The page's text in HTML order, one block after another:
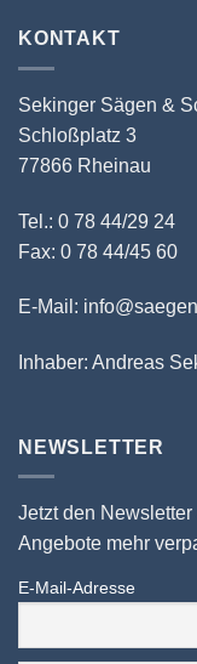
KONTAKT
Sekinger Sägen &
Schloßplatz 3
77866 Rheinau
Tel.: 0 78 44/29 24
Fax: 0 78 44/45 60
E-Mail:
Inhaber: Andreas
NEWSLETTER
Jetzt den
Angebote mehr
E-Mail-Adresse